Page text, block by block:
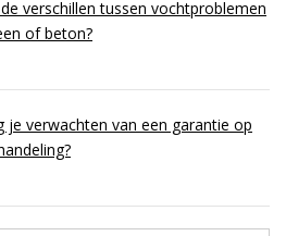
verschillen tussen vochtproblemen
of beton?
je verwachten van een garantie op